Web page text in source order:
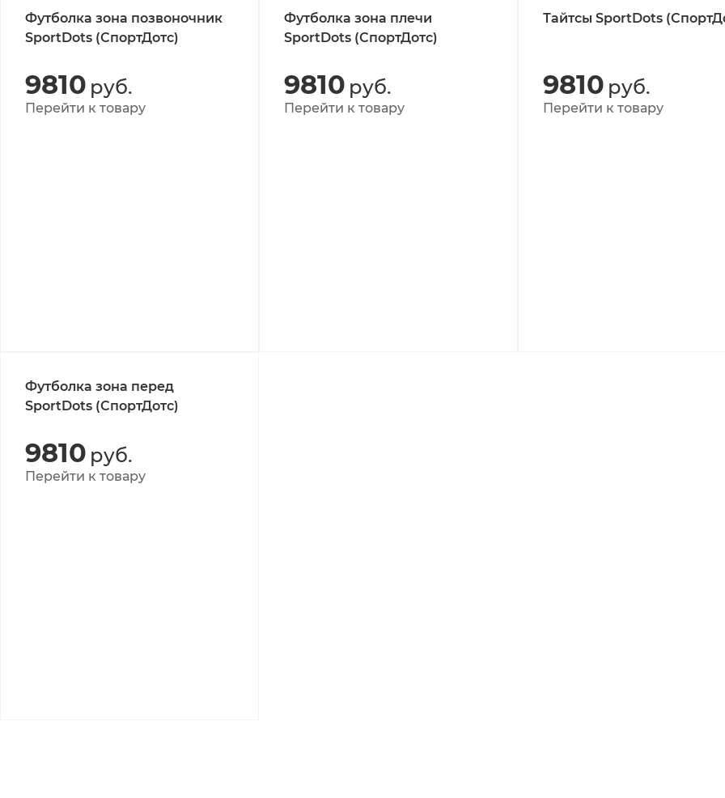
Футболка зона позвоночник
SportDots (СпортДотс)
9810 руб.
Перейти к товару
Футболка зона плечи
SportDots (СпортДотс)
9810 руб.
Перейти к товару
Тайтсы SportDots
9810 руб.
Перейти к товару
Футболка зона перед
SportDots (СпортДотс)
9810 руб.
Перейти к товару